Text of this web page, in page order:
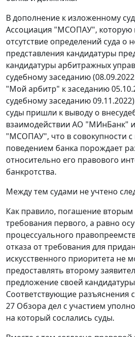
В дополнение к изложенному
Ассоциация "МСОПАУ", которую
отсутствие определений суда о
представления кандидатуры
кандидатуры арбитражных
судебному заседанию
"Мой арбитр" к заседанию
судебному заседанию
суды пришли к выводу о
взаимодействии АО "МИнБанк"
"МСОПАУ", что в совокупности
поведением банка порождает
относительно его правового
банкротства.
Между тем судами не учтено
Как правило, погашение вторым
требования первого, а равно
процессуального
отказа от требования для
искусственного приоритета не
предоставлять второму
предложение своей
Соответствующие разъяснения
27 Обзора дел с участием
на который сослались суды.